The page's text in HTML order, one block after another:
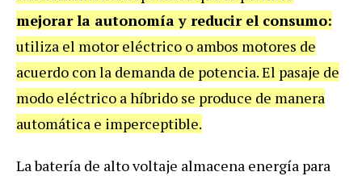
mejorar la autonomía y reducir el consumo:
utiliza el motor eléctrico o ambos motores de
acuerdo con la demanda de potencia. El pasaje de
modo eléctrico a híbrido se produce de manera
automática e imperceptible.
La batería de alto voltaje almacena energía para